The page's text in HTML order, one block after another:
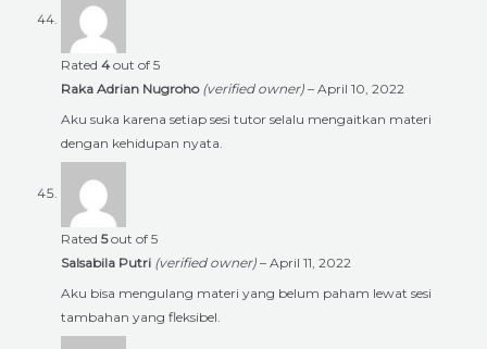
Rated 4 out of 5
Raka Adrian Nugroho (verified owner) – April 10, 2022
Aku suka karena setiap sesi tutor selalu mengaitkan materi
dengan kehidupan nyata.
Rated 5out of 5
Salsabila Putri (verified owner) – April 11, 2022
Aku bisa mengulang materi yang belum paham lewat sesi
tambahan yang fleksibel.